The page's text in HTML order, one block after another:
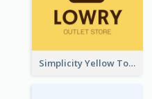
Simplicity Yellow Tone Logo For Outlet Store